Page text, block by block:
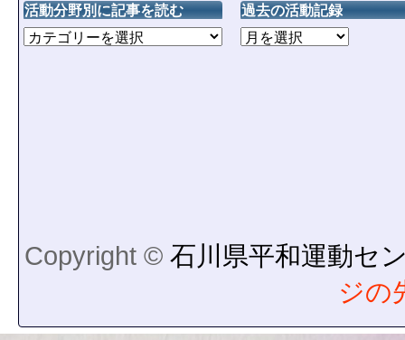
活動分野別に記事を読む 過去の活動記録
Copyright © 石川県平和運動セ
ジの